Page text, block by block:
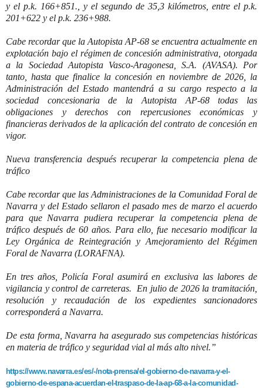
y el p.k. 166+851., y el segundo de 35,3 kilómetros, entre el p.k.
201+622 y el p.k. 236+988.
Cabe recordar que la Autopista AP-68 se encuentra actualmente en
explotación bajo el régimen de concesión administrativa, otorgada
a la Sociedad Autopista Vasco-Aragonesa, S.A. (AVASA). Por
tanto, hasta que finalice la concesión en noviembre de 2026, la
Administración del Estado mantendrá a su cargo respecto a la
sociedad concesionaria de la Autopista AP-68 todas las
obligaciones y derechos con repercusiones económicas y
financieras derivados de la aplicación del contrato de concesión en
vigor.
Nueva transferencia después recuperar la competencia plena de
tráfico
Cabe recordar que las Administraciones de la Comunidad Foral de
Navarra y del Estado sellaron el pasado mes de marzo el acuerdo
para que Navarra pudiera recuperar la competencia plena de
tráfico después de 60 años. Para ello, fue necesario modificar la
Ley Orgánica de Reintegración y Amejoramiento del Régimen
Foral de Navarra (LORAFNA).
En tres años, Policía Foral asumirá en exclusiva las labores de
vigilancia y control de carreteras. En julio de 2026 la tramitación,
resolución y recaudación de los expedientes sancionadores
corresponderá a Navarra.
De esta forma, Navarra ha asegurado sus competencias históricas
en materia de tráfico y seguridad vial al más alto nivel.”
https://www.navarra.es/es/-/nota-prensa/el-gobierno-de-navarra-y-el-
gobierno-de-espana-acuerdan-el-traspaso-de-la-ap-68-a-la-comunidad-